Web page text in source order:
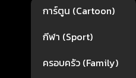
การ์ตูน (Cartoon)
กีฬา (Sport)
ครอบครัว (Family)